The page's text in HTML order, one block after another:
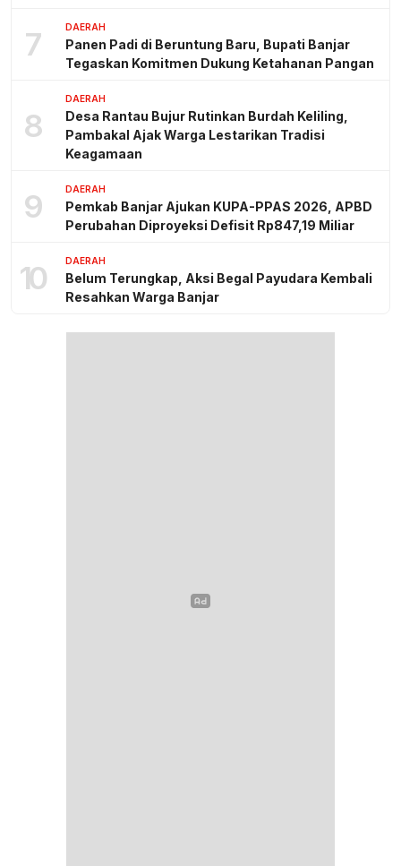
7 DAERAH
Panen Padi di Beruntung Baru, Bupati Banjar
Tegaskan Komitmen Dukung Ketahanan Pangan
8
DAERAH
Desa Rantau Bujur Rutinkan Burdah Keliling,
Pambakal Ajak Warga Lestarikan Tradisi
Keagamaan
9 DAERAH
Pemkab Banjar Ajukan KUPA-PPAS 2026, APBD
Perubahan Diproyeksi Defisit Rp847,19 Miliar
10 DAERAH
Belum Terungkap, Aksi Begal Payudara Kembali
Resahkan Warga Banjar